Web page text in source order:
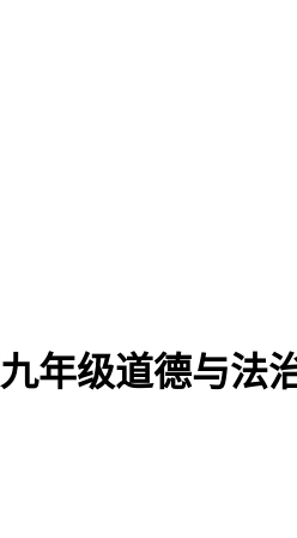
年级道德与法